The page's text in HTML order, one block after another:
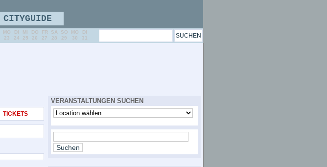
TICKETS
VERANSTALTUNGEN SUCHEN
CITYGUIDE
MO
23
DI
24
MI
25
DO
26
FR
27
SA
28
SO
29
MO
30
DI
31